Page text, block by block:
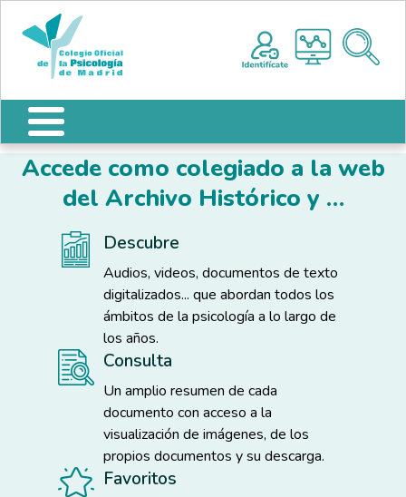
este
incluye
sistema
accesibilidad.
Pasar al contenido principal
Accede como colegiado a la web
del Archivo Histórico y …
Descubre
Audios, videos, documentos de texto
digitalizados... que abordan todos los
ámbitos de la psicología a lo largo de
los años.
Consulta
Un amplio resumen de cada
documento con acceso a la
visualización de imágenes, de los
propios documentos y su descarga.
Favoritos